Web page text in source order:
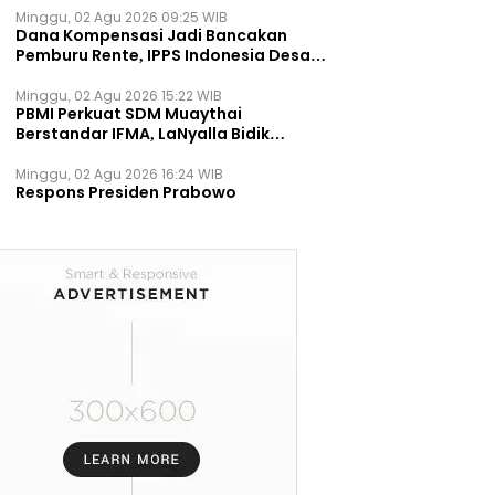
Minggu, 02 Agu 2026 09:25 WIB
Dana Kompensasi Jadi Bancakan
Pemburu Rente, IPPS Indonesia Desak
Permanen
Minggu, 02 Agu 2026 15:22 WIB
PBMI Perkuat SDM Muaythai
Berstandar IFMA, LaNyalla Bidik
Minggu, 02 Agu 2026 16:24 WIB
Respons Presiden Prabowo